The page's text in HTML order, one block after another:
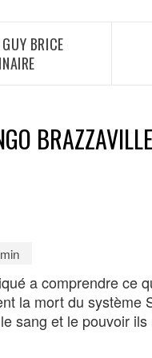
BRICE
a comprendre ce
la mort du système
sang et le pouvoir